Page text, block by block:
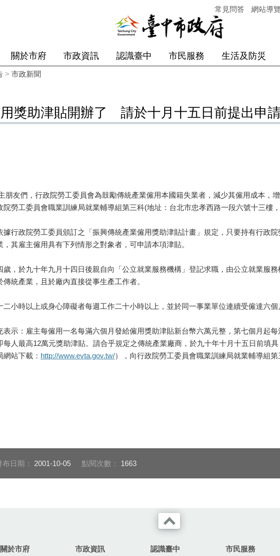
常見問答 網站導
關於市府 市政資訊 認識臺中 市民服務 生活及防災
> 市政新聞
獎助津貼開辦了 請於十月十五日前提出申
們，行政院勞工委員會為鼓勵傳統產業僱用本國籍失業者，減少其僱用成本，
勞工委員會職業訓練局就業輔導組第三科(地址：台北市忠孝西路一段六號十三樓
政院勞工委員頒訂之「振興傳統產業僱用獎助津貼計畫」規定，只要持有行政院
其雇主僱用具有下列情形之對象者，可申請本項津貼。
於九十年九月十四日後親自向「公立就業服務機構」登記求職，由公立就業服務
統產業，且於廠內直接從事生產工作者。
時以上或身心障礙者每週工作二十小時以上，並於同一事業單位連續受僱達六個
：雇主每僱用一名每滿六個月發給僱用獎助津貼新台幣六萬元整，第七個月起每
每人最高12萬元獎助津貼。請合乎規定之傳統產業廠商，於九十年十月十五日前填
站下載： http://www.evta.gov.tw/），向行政院勞工委員會職業訓練局就業輔導組
布日期： 2001-10-05 點閱次數： 1663
關於市府 市政資訊 認識臺中 市民服務